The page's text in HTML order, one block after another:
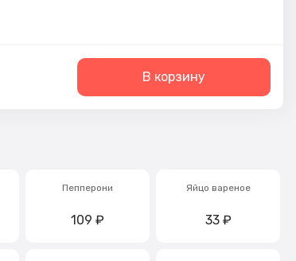
В корзину
Пепперони
109 ₽
Яйцо вареное
33 ₽